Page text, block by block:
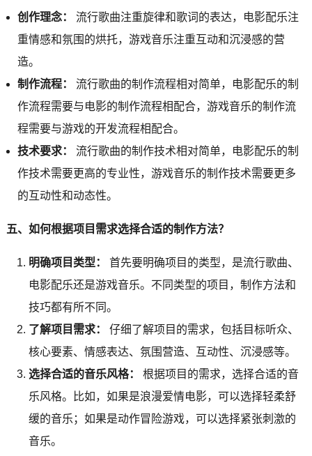
创作理念：
流行歌曲注重旋律和歌词的表达，电影配乐注
重情感和氛围的烘托，游戏音乐注重互动和沉浸感的营
造。
制作流程：
流行歌曲的制作流程相对简单，电影配乐的制
作流程需要与电影的制作流程相配合，游戏音乐的制作流
程需要与游戏的开发流程相配合。
技术要求：
流行歌曲的制作技术相对简单，电影配乐的制
作技术需要更高的专业性，游戏音乐的制作技术需要更多
的互动性和动态性。
五、如何根据项目需求选择合适的制作方法？
明确项目类型：
首先要明确项目的类型，是流行歌曲、
电影配乐还是游戏音乐。不同类型的项目，制作方法和
技巧都有所不同。
了解项目需求：
仔细了解项目的需求，包括目标听众、
核心要素、情感表达、氛围营造、互动性、沉浸感等。
选择合适的音乐风格：
根据项目的需求，选择合适的音
乐风格。比如，如果是浪漫爱情电影，可以选择轻柔舒
缓的音乐；如果是动作冒险游戏，可以选择紧张刺激的
音乐。